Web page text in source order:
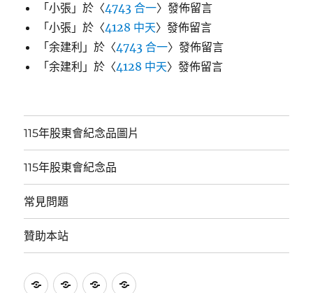
「小張 」於〈4743 合一〉發佈留言
「小張 」於〈4128 中天〉發佈留言
「余建利 」於〈4743 合一〉發佈留言
「余建利 」於〈4128 中天〉發佈留言
115年股東會紀念品圖片
115年股東會紀念品
常見問題
贊助本站
115 115 常 贊